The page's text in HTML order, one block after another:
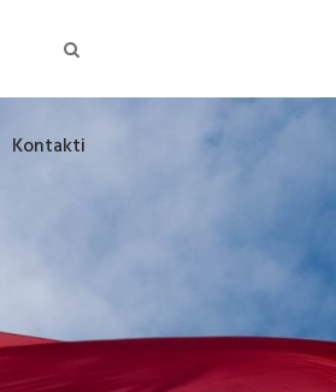
Kontakti